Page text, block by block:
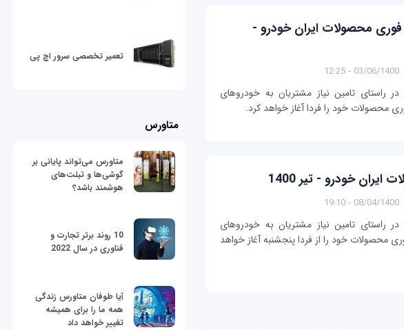
محصولات ایران خودرو -
03/06/1400 - 12:25
راستای تامین نیاز مشتریان به خودروهای
محصولات خود را فردا آغاز خواهد کرد.
خودرو - تیر 1400
08/04/1400 - 19:10
راستای تامین نیاز مشتریان به خودروهای
محصولات خود را از فردا پنجشنبه آغاز خواهد
تعمیر تخصصی سرور اچ پی
متاورس
متاورس می‌تواند پایانی بر
گوشی‌ها و تبلت‌های
هوشمند باشد؟
10 روند برتر تجارت و
فناوری در سال 2022
آیا طوفان متاورس زندگی
همه ما را برای همیشه
تغییر خواهد داد